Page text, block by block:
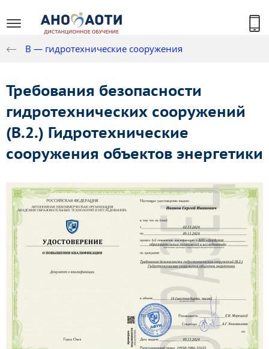
В — гидротехнические сооружения
Требования безопасности
гидротехнических сооружений
(В.2.) Гидротехнические
сооружения объектов энергетики